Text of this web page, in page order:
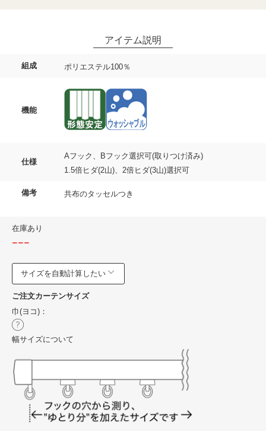
組成 ポリエステル100％
機能
仕様
Aフック、Bフック選択可(取りつけ済み)
1.5倍ヒダ(2山)、2倍ヒダ(3山)選択可
備考 共布のタッセルつき
在庫あり
---
サイズを自動計算したい
ご注文カーテンサイズ
巾(ヨコ)：
幅サイズについて